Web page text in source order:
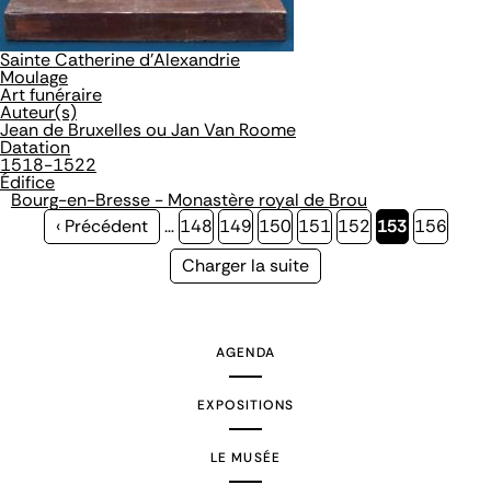
Sainte Catherine d'Alexandrie
Moulage
Art funéraire
Auteur(s)
Jean de Bruxelles ou Jan Van Roome
Datation
1518-1522
Édifice
Bourg-en-Bresse - Monastère royal de Brou
Page
‹ Précédent … Page
148 Page
149 Page
150 Page
151 Page
152 Page
153 Page
156
Page
Charger la suite
AGENDA
EXPOSITIONS
LE MUSÉE